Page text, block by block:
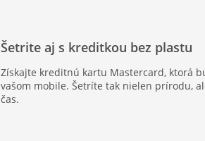
Šetrite aj s kreditkou bez plastu
Získajte kreditnú kartu Mastercard, ktorá
vašom mobile. Šetríte tak nielen prírodu,
čas.